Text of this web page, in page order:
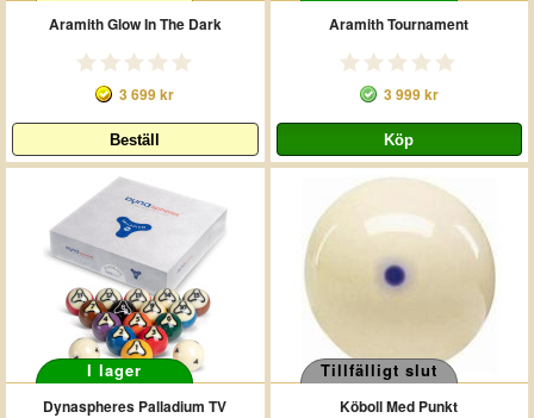
Aramith Glow In The Dark
3 699 kr
Aramith Tournament
3 999 kr
I lager
Dynaspheres Palladium TV
Tillfälligt slut
Köboll Med Punkt